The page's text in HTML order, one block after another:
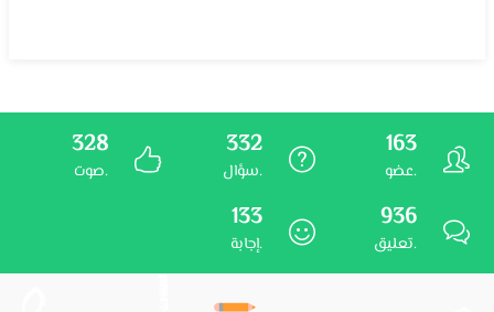
163
عضو.
332
سؤال.
328
صوت.
936
تعليق.
133
إجابة.